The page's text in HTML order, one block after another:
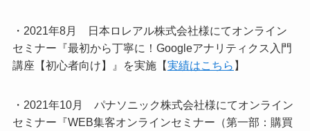
・2021年8月 日本ロレアル株式会社様にてオンライン
セミナー『最初から丁寧に！Googleアナリティクス入門
講座【初心者向け】』を実施【実績はこちら 】
・2021年10月 パナソニック株式会社様にてオンライン
セミナー『WEB集客オンラインセミナー（第一部：購買